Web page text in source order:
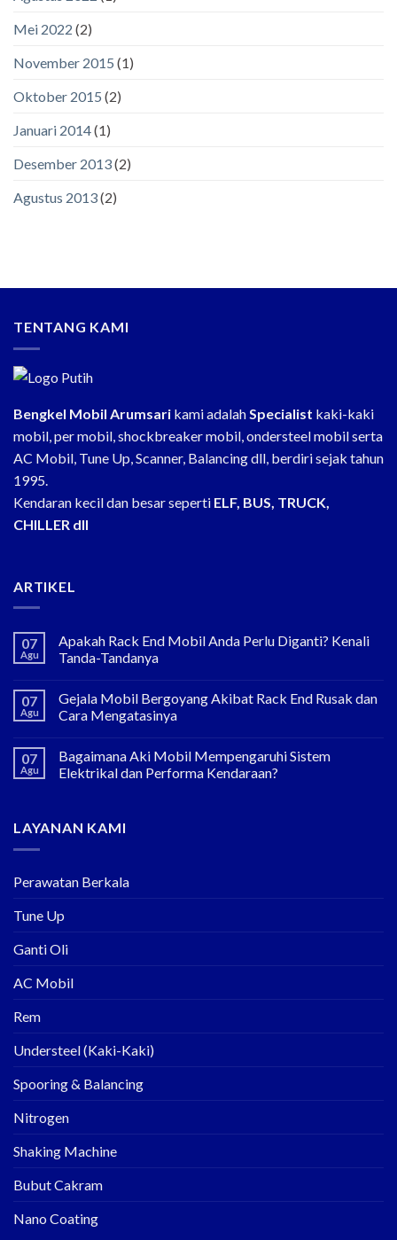
Mei 2022 (2)
November 2015 (1)
Oktober 2015 (2)
Januari 2014(1)
Desember 2013(2)
Agustus 2013(2)
TENTANG KAMI
Bengkel Mobil Arumsari kami adalahSpecialist kaki-kaki
mobil, per mobil, shockbreaker mobil, ondersteel mobil serta
AC Mobil, Tune Up, Scanner, Balancing dll, berdiri sejak tahun
1995.
Kendaran kecil dan besar seperti ELF, BUS, TRUCK,
CHILLER dll
ARTIKEL
07
Agu
Apakah Rack End Mobil Anda Perlu Diganti? Kenali
Tanda-Tandanya
07
Agu
Gejala Mobil Bergoyang Akibat Rack End Rusak dan
Cara Mengatasinya
07
Agu
Bagaimana Aki Mobil Mempengaruhi Sistem
Elektrikal dan Performa Kendaraan?
LAYANAN KAMI
Perawatan Berkala
Tune Up
Ganti Oli
AC Mobil
Rem
Understeel (Kaki-Kaki)
Spooring & Balancing
Nitrogen
Shaking Machine
Bubut Cakram
Nano Coating